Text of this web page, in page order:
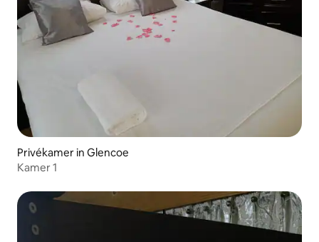
Privékamer in Glencoe
Kamer 1